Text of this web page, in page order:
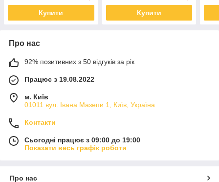
Купити Купити
Про нас
92% позитивних з 50 відгуків за рік
Працює з 19.08.2022
м. Київ
01011 вул. Івана Мазепи 1, Київ, Україна
Контакти
Сьогодні працює з 09:00 до 19:00
Показати весь графік роботи
Про нас